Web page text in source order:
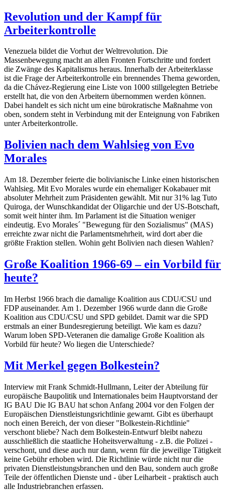
Revolution und der Kampf für
Arbeiterkontrolle
Venezuela bildet die Vorhut der Weltrevolution. Die
Massenbewegung macht an allen Fronten Fortschritte und fordert
die Zwänge des Kapitalismus heraus. Innerhalb der Arbeiterklasse
ist die Frage der Arbeiterkontrolle ein brennendes Thema geworden,
da die Chávez-Regierung eine Liste von 1000 stillgelegten Betriebe
erstellt hat, die von den Arbeitern übernommen werden können.
Dabei handelt es sich nicht um eine bürokratische Maßnahme von
oben, sondern steht in Verbindung mit der Enteignung von Fabriken
unter Arbeiterkontrolle.
Bolivien nach dem Wahlsieg von Evo
Morales
Am 18. Dezember feierte die bolivianische Linke einen historischen
Wahlsieg. Mit Evo Morales wurde ein ehemaliger Kokabauer mit
absoluter Mehrheit zum Präsidenten gewählt. Mit nur 31% lag Tuto
Quiroga, der Wunschkandidat der Oligarchie und der US-Botschaft,
somit weit hinter ihm. Im Parlament ist die Situation weniger
eindeutig. Evo Morales´ "Bewegung für den Sozialismus" (MAS)
erreichte zwar nicht die Parlamentsmehrheit, wird dort aber die
größte Fraktion stellen. Wohin geht Bolivien nach diesen Wahlen?
Große Koalition 1966-69 – ein Vorbild für
heute?
Im Herbst 1966 brach die damalige Koalition aus CDU/CSU und
FDP auseinander. Am 1. Dezember 1966 wurde dann die Große
Koalition aus CDU/CSU und SPD gebildet. Damit war die SPD
erstmals an einer Bundesregierung beteiligt. Wie kam es dazu?
Warum loben SPD-Veteranen die damalige Große Koalition als
Vorbild für heute? Wo liegen die Unterschiede?
Mit Merkel gegen Bolkestein?
Interview mit Frank Schmidt-Hullmann, Leiter der Abteilung für
europäische Baupolitik und Internationales beim Hauptvorstand der
IG BAU Die IG BAU hat schon Anfang 2004 vor den Folgen der
Europäischen Dienstleistungsrichtlinie gewarnt. Gibt es überhaupt
noch einen Bereich, der von dieser "Bolkestein-Richtlinie"
verschont bliebe? Nach dem Bolkestein-Entwurf bleibt nahezu
ausschließlich die staatliche Hoheitsverwaltung - z.B. die Polizei -
verschont, und diese auch nur dann, wenn für die jeweilige Tätigkeit
keine Gebühr erhoben wird. Die Richtlinie würde nicht nur die
privaten Dienstleistungsbranchen und den Bau, sondern auch große
Teile der öffentlichen Dienste und - über Leiharbeit - praktisch auch
alle Industriebranchen erfassen.